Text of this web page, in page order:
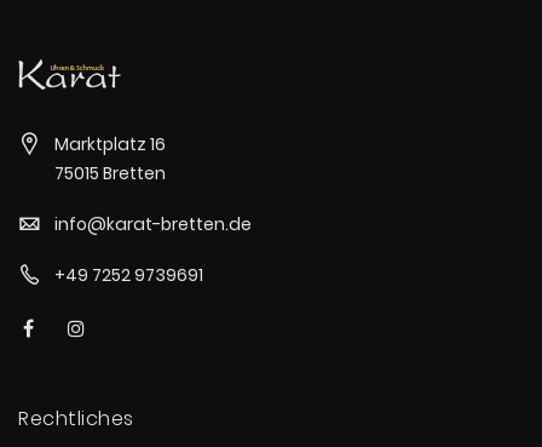
Marktplatz 16
75015 Bretten
info@karat-bretten.de
+49 7252 9739691
Rechtliches